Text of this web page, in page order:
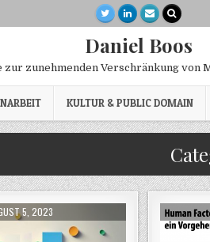
Daniel Boos
zunehmenden Verschränkung von
KULTUR & PUBLIC DOMAIN
DATE:
5, 2023